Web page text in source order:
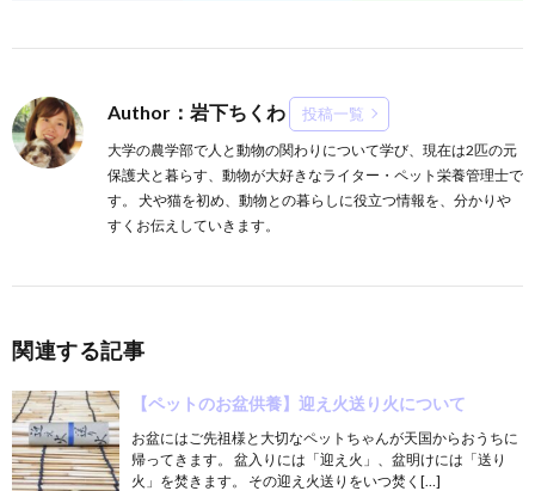
Author：岩下ちくわ 投稿一覧
大学の農学部で人と動物の関わりについて学び、現在は2匹の元
保護犬と暮らす、動物が大好きなライター・ペット栄養管理士で
す。 犬や猫を初め、動物との暮らしに役立つ情報を、分かりや
すくお伝えしていきます。
関連する記事
【ペットのお盆供養】迎え火送り火について
お盆にはご先祖様と大切なペットちゃんが天国からおうちに
帰ってきます。 盆入りには「迎え火」、盆明けには「送り
火」を焚きます。 その迎え火送りをいつ焚く[…]